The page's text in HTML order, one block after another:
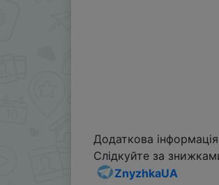
Додаткова інформація
Слідкуйте за
ZnyzhkaUA